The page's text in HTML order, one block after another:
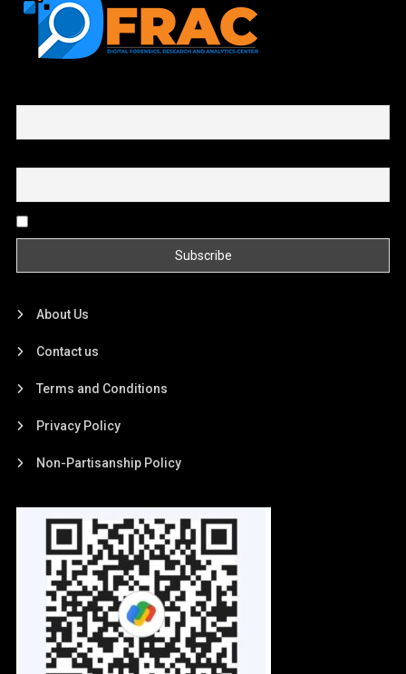
About Us
Contact us
Terms and Conditions
Privacy Policy
Non-Partisanship Policy